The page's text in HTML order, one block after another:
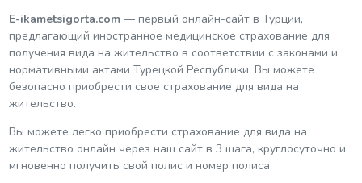
E-ikametsigorta.com— первый онлайн-сайт в Турции,
предлагающий иностранное медицинское страхование для
получения вида на жительство в соответствии с законами и
нормативными актами Турецкой Республики. Вы можете
безопасно приобрести свое страхование для вида на
жительство.
Вы можете легко приобрести страхование для вида на
жительство онлайн через наш сайт в 3 шага, круглосуточно и
мгновенно получить свой полис и номер полиса.